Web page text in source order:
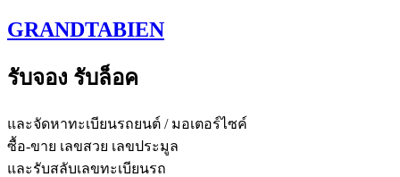
Skip
to
GRANDTABIEN
รับจอง รับล็อค
และจัดหาทะเบียนรถยนต์ / มอเตอร์ไซค์
ซื้อ-ขาย เลขสวย เลขประมูล
และรับสลับเลขทะเบียนรถ